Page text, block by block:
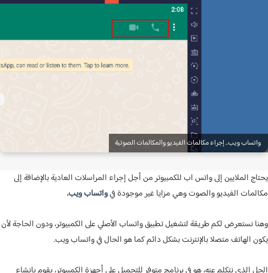
ويب.. إجراء مكالمات الفيديو والمكالمات الصوتية
الملايين إلى واتس اب للكمبيوتر من أجل إجراء المراسلات العادية بالإضافة إلى
الفيديو والصوت وهي مزايا غير موجودة فيواتساب ويب.
نستعرض لكم طريقة لتشغيل تطبيق واتساب الأصلي على الكمبيوتر، ودون الحاجة لأن
الهاتف متصلا بالإنترنت بشكل دائم كما هو الحال في واتساب ويب.